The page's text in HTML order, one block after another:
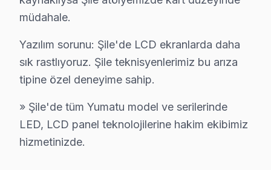
Şile bölgesinde bu cihaz panel tamiri için teklif almak
Neden Şile'de Yumatu teknik desteği Tercih
Şile Yumatu TV Ekran Anakart Profesyonel Servis ve Tamir
Şile'da Yumatu LED TV'niz bozulduğunda aklınıza
• Şile'de 25+ sertifikalı teknisyen Yumatu
• Şile'de sadece orijinal parça kullanıyoruz. her
• Termal kamera ve osiloskop kullanarak arızalı
müdahale.
Yazılım sorunu: Şile'de LCD ekranlarda daha
sık rastlıyoruz. Şile teknisyenlerimiz bu arıza
tipine özel deneyime sahip.
» Şile'de tüm Yumatu model ve serilerinde
LED, LCD panel teknolojilerine hakim ekibimiz
hizmetinizde.